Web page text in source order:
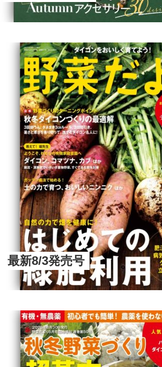
最新8/3発売号